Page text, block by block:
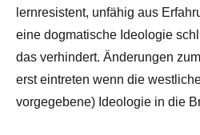
lernresistent, unfähig aus
eine dogmatische Ideologie
das verhindert. Änderungen
erst eintreten wenn die
vorgegebene) Ideologie in die